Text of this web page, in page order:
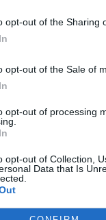
opt-out of the Sharing
opt-out of the Sale of
opt-out of processing
opt-out of Collection,
Data that Is
il